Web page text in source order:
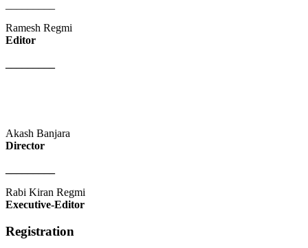
Ramesh Regmi
Editor
Akash Banjara
Director
Rabi Kiran Regmi
Executive-Editor
Registration